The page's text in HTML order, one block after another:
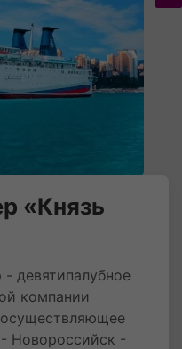
«Князь
девятипалубное
компании
Новороссийск -